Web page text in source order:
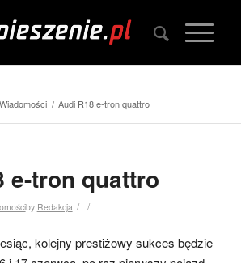
Wiadomości / Audi R18 e-tron quattro
e-tron quattro
/ /
by Redakcja
kolejny prestiżowy sukces będzie